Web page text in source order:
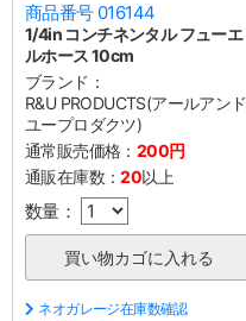
商品番号 016144
1/4in コンチネンタル フューエ
ルホース 10cm
ブランド：
R&U PRODUCTS(アールアンド
ユープロダクツ)
通常販売価格： 200円
通販在庫数：20以上
数量：
ネオガレージ在庫数確認